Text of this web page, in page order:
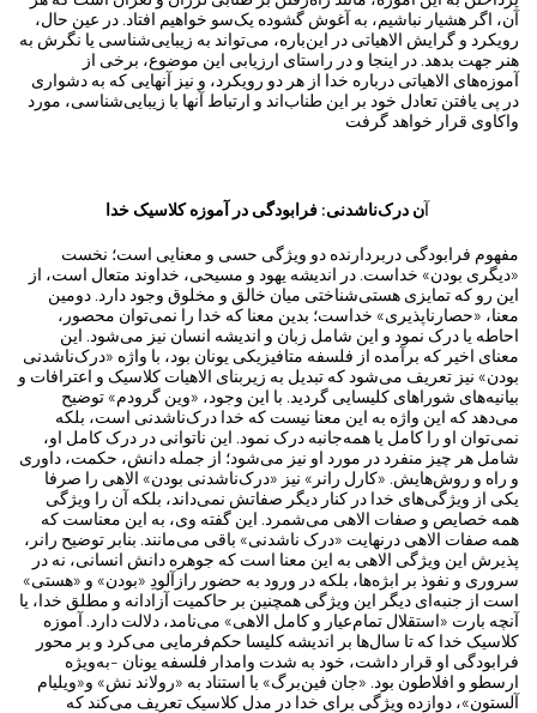
آن، اگر هشیار نباشیم، به آغوش گشوده یک‌سو خواهیم افتاد. در عین حال،
رویکرد و گرایش الاهیاتی در این‌باره، می‌تواند به زیبایی‌شناسی یا نگرش به
هنر جهت بدهد. در اینجا و در راستای ارزیابی این موضوع، برخی از
آموزه‌های الاهیاتی درباره خدا از هر دو رویکرد، و نیز آنهایی که به دشواری
در پی یافتن تعادل خود بر این طناب‌اند و ارتباط آنها با زیبایی‌شناسی، مورد
واکاوی قرار خواهد گرفت
آن درک‌ناشدنی: فرابودگی در آموزه کلاسیک خدا
مفهوم فرابودگی دربردارنده دو ویژگی حسی و معنایی است؛ نخست
«دیگری بودن» خداست. در اندیشه یهود و مسیحی، خداوند متعال است، از
این رو که تمایزی هستی‌شناختی میان خالق و مخلوق وجود دارد. دومین
معنا، «حصارناپذیری» خداست؛ بدین معنا که خدا را نمی‌توان محصور،
احاطه یا درک نمود و این شامل زبان و اندیشه انسان نیز می‌شود. این
معنای اخیر که برآمده از فلسفه متافیزیکی یونان بود، با واژه «درک‌ناشدنی
بودن» نیز تعریف می‌شود که تبدیل به زیربنای الاهیات کلاسیک و اعترافات و
بیانیه‌های شوراهای کلیسایی گردید. با این وجود، «وین گرودم» توضیح
می‌دهد که این واژه به این معنا نیست که خدا درک‌ناشدنی است، بلکه
نمی‌توان او را کامل یا همه‌جانبه درک نمود. این ناتوانی در درک کامل او،
شامل هر چیز منفرد در مورد او نیز می‌شود؛ از جمله دانش، حکمت، داوری
و راه‌ و روش‌هایش. «کارل رانر» نیز «درک‌ناشدنی بودن» الاهی را صرفا
یکی از ویژگی‌های خدا در کنار دیگر صفاتش نمی‌داند، بلکه آن‌ را ویژگی
همه خصایص و صفات الاهی می‌شمرد. این گفته وی، به این معناست که
همه صفات الاهی درنهایت «درک ناشدنی» باقی می‌مانند. بنابر توضیح رانر،
پذیرش این ویژگی الاهی به این معنا است که جوهره دانش انسانی، نه در
سروری و نفوذ بر ابژه‌ها، بلکه در ورود به حضور رازآلودِ «بودن» و «هستی»
است از جنبه‌ای دیگر این ویژگی همچنین بر حاکمیت آزادانه و مطلق خدا، یا
آنچه بارت «استقلال تمام‌عیار و کامل الاهی» می‌نامد، دلالت دارد. آموزه
کلاسیک خدا که تا سال‌ها بر اندیشه کلیسا حکم‌فرمایی می‌کرد و بر محور
فرابودگی او قرار داشت، خود به شدت وامدار فلسفه یونان -به‌ویژه
ارسطو و افلاطون بود. «جان فین‌برگ» با استناد به «رولاند نش» و«ویلیام
آلستون»، دوازده ویژگی برای خدا در مدل کلاسیک تعریف می‌کند که